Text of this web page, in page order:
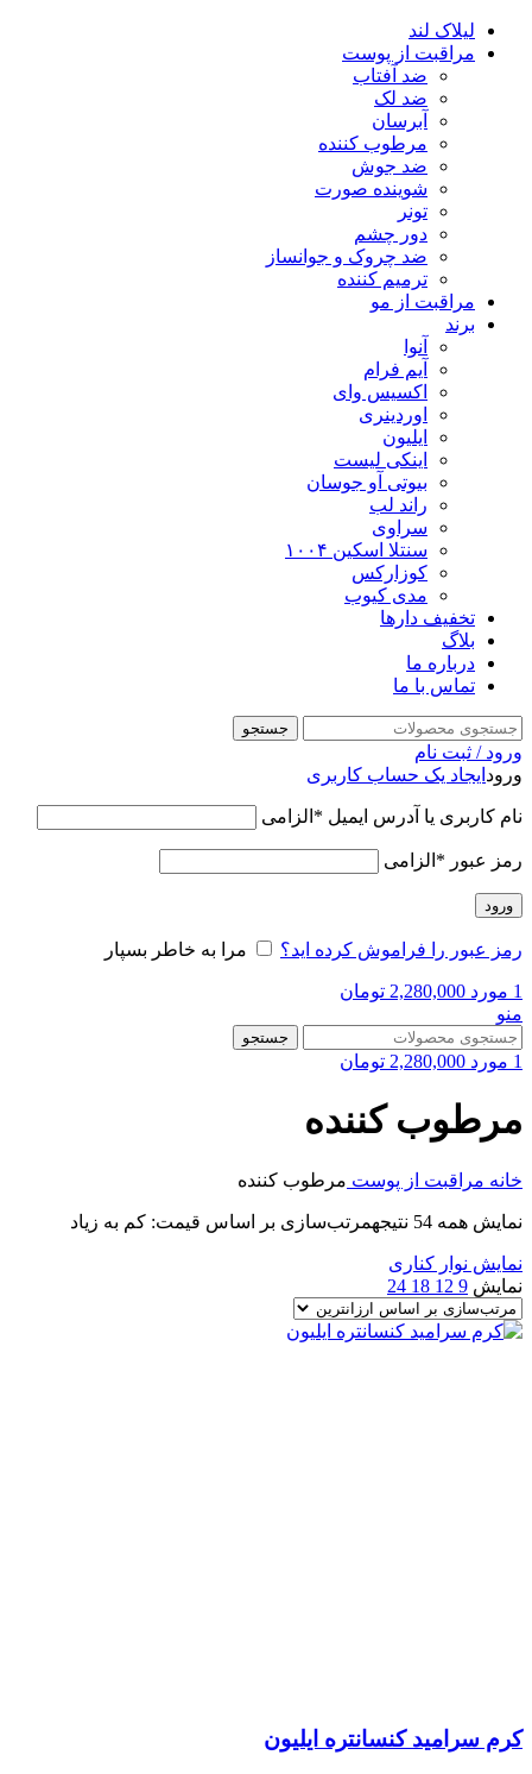
لیلاک لند
مراقبت از پوست
ضد آفتاب
ضد لک
آبرسان
مرطوب کننده
ضد جوش
شوینده صورت
تونر
دور چشم
ضد چروک و جوانساز
ترمیم کننده
مراقبت از مو
برند
آنوا
آیم فرام
اکسیس وای
اوردینری
ایلیون
اینکی لیست
بیوتی آو جوسان
راند لب
سراوی
سنتلا اسکین ۱۰۰۴
کوزارکس
مدی کیوب
تخفیف دارها
بلاگ
درباره ما
تماس با ما
جستجو
ورود / ثبت نام
ورود ایجاد یک حساب کاربری
نام کاربری یا آدرس ایمیل * الزامی
رمز عبور * الزامی
ورود
رمز عبور را فراموش کرده اید؟ مرا به خاطر بسپار
1 مورد 2,280,000 تومان
منو
جستجو
1 مورد 2,280,000 تومان
مرطوب کننده
خانه مراقبت از پوست مرطوب کننده
نمایش همه 54 نتیجه مرتب‌سازی بر اساس قیمت: کم به زیاد
نمایش نوار کناری
نمایش 9
12
18
24
کرم سرامید کنسانتره ایلیون